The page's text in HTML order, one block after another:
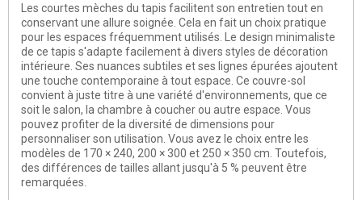
Les courtes mèches du tapis facilitent son entretien tout en
conservant une allure soignée. Cela en fait un choix pratique
pour les espaces fréquemment utilisés. Le design minimaliste
de ce tapis s'adapte facilement à divers styles de décoration
intérieure. Ses nuances subtiles et ses lignes épurées ajoutent
une touche contemporaine à tout espace. Ce couvre-sol
convient à juste titre à une variété d'environnements, que ce
soit le salon, la chambre à coucher ou autre espace. Vous
pouvez profiter de la diversité de dimensions pour
personnaliser son utilisation. Vous avez le choix entre les
modèles de 170 × 240, 200 × 300 et 250 × 350 cm. Toutefois,
des différences de tailles allant jusqu'à 5 % peuvent être
remarquées.